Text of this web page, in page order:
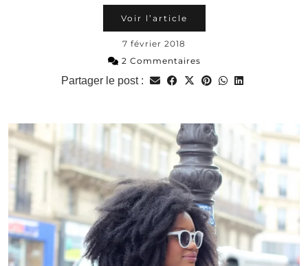
Voir l’article
7 février 2018
2 Commentaires
Partager le post :